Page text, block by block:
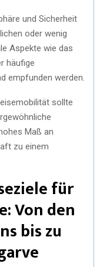
und Sicherheit
oder wenig
Aspekte wie das
häufige
empfunden werden.
sollte
Maß an
zu einem
für
Von den
bis zu